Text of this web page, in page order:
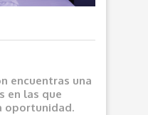
encuentras una
en las que
oportunidad.